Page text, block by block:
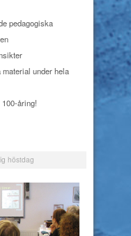
pedagogiska
under hela
åring!
höstdag